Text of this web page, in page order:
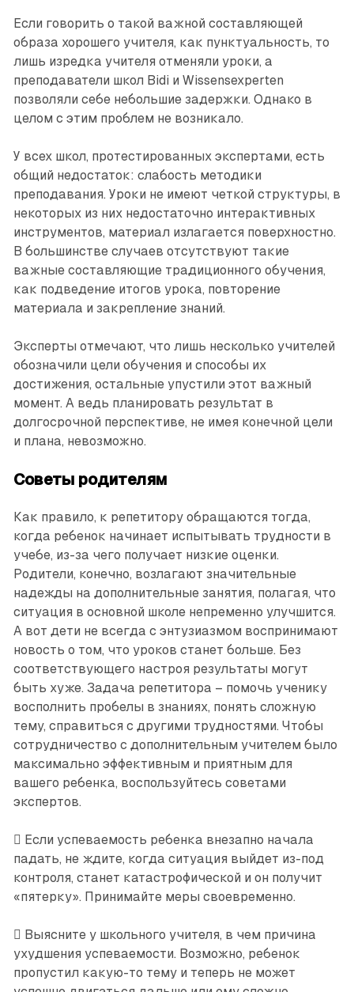
Если говорить о такой важной составляющей
образа хорошего учителя, как пунктуальность, то
лишь изредка учителя отменяли уроки, а
преподаватели школ Bidi и Wissensexperten
позволяли себе небольшие задержки. Однако в
целом с этим проблем не возникало.
У всех школ, протестированных экспертами, есть
общий недостаток: слабость методики
преподавания. Уроки не имеют четкой структуры, в
некоторых из них недостаточно интерактивных
инструментов, материал излагается поверхностно.
В большинстве случаев отсутствуют такие
важные составляющие традиционного обучения,
как подведение итогов урока, повторение
материала и закрепление знаний.
Эксперты отмечают, что лишь несколько учителей
обозначили цели обучения и способы их
достижения, остальные упустили этот важный
момент. А ведь планировать результат в
долгосрочной перспективе, не имея конечной цели
и плана, невозможно.
Советы родителям
Как правило, к репетитору обращаются тогда,
когда ребенок начинает испытывать трудности в
учебе, из-за чего получает низкие оценки.
Родители, конечно, возлагают значительные
надежды на дополнительные занятия, полагая, что
ситуация в основной школе непременно улучшится.
А вот дети не всегда с энтузиазмом воспринимают
новость о том, что уроков станет больше. Без
соответствующего настроя результаты могут
быть хуже. Задача репетитора – помочь ученику
восполнить пробелы в знаниях, понять сложную
тему, справиться с другими трудностями. Чтобы
сотрудничество с дополнительным учителем было
максимально эффективным и приятным для
вашего ребенка, воспользуйтесь советами
экспертов.
 Если успеваемость ребенка внезапно начала
падать, не ждите, когда ситуация выйдет из-под
контроля, станет катастрофической и он получит
«пятерку». Принимайте меры своевременно.
 Выясните у школьного учителя, в чем причина
ухудшения успеваемости. Возможно, ребенок
пропустил какую-то тему и теперь не может